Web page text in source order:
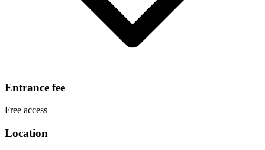
Entrance fee
Free access
Location